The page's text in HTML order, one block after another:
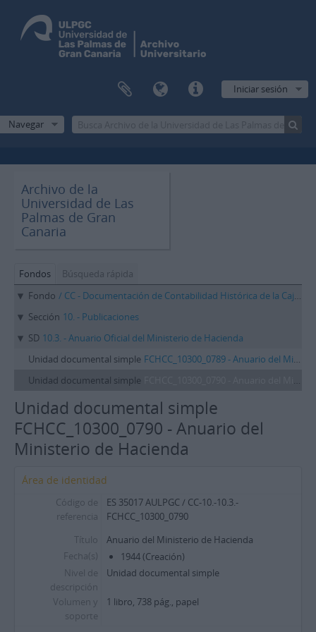
Iniciar sesión
Navegar
Archivo de la
Universidad de Las
Palmas de Gran
Canaria
Fondos
Búsqueda rápida
Fondo / CC - Documentación de Contabilidad Histórica de la Caja de Canarias
Sección 10. - Publicaciones
SD 10.3. - Anuario Oficial del Ministerio de Hacienda
Unidad documental simple FCHCC_10300_0789 - Anuario del Ministerio de Hacienda, Año I
Unidad documental simple
Unidad documental simple
FCHCC_10300_0790 - Anuario del
Ministerio de Hacienda
Área de identidad
Código de
referencia
ES 35017 AULPGC / CC-10.-10.3.-
FCHCC_10300_0790
Título
Anuario del Ministerio de Hacienda
Fecha(s)
1944 (Creación)
Nivel de
descripción
Unidad documental simple
Volumen y
soporte
1 libro, 738 pág., papel